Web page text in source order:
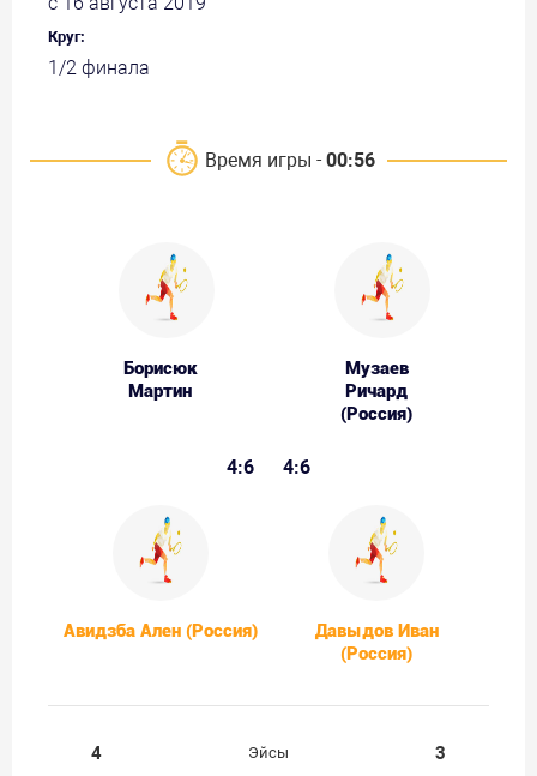
Круг:
1/2 финала
Время игры - 00:56
Борисюк
Мартин
Музаев
Ричард
(Россия)
4:6 4:6
Авидзба Ален (Россия)
Давыдов Иван
(Россия)
4 Эйсы
3